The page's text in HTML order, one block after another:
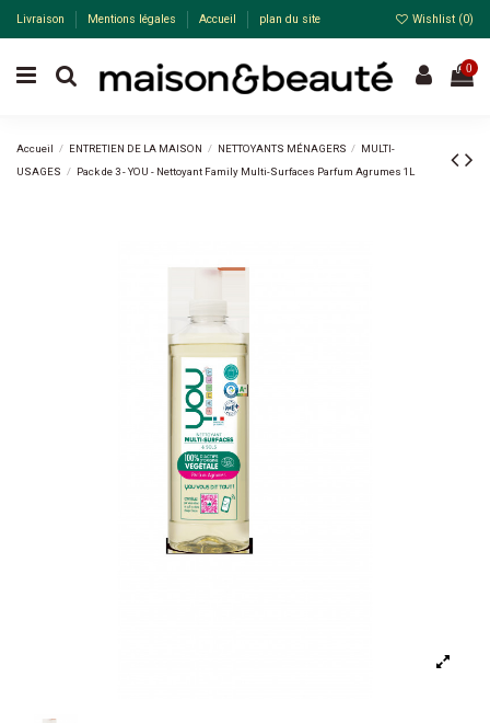
Livraison Mentions légales Accueil plan du site Wishlist (0)
0
Accueil ENTRETIEN DE LA MAISON NETTOYANTS MÉNAGERS
MULTI-
USAGES
Pack de 3 - YOU - Nettoyant Family Multi-Surfaces Parfum Agrumes 1L